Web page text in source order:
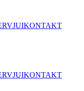
KONTAKT
KONTAKT